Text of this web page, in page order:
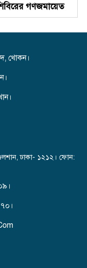
গণজমায়েত
ছাত্রদল- শিবির
বন্ধ ঘোষণা
নেমে ১৫০
খোকন।
ঢাকা- ১২১২। ফোন: